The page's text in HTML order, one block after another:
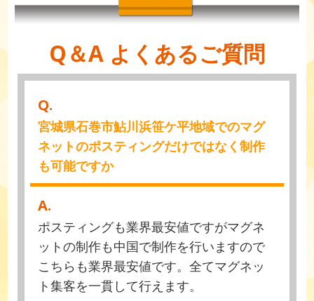
Q＆A よくあるご質問
Q.
宮城県石巻市鮎川浜笹ケ平地域でのマグ
ネットのポスティングだけではなく制作
も可能ですか
A.
ポスティングも業界最安値ですがマグネ
ットの制作も中国で制作を行いますので
こちらも業界最安値です。全てマグネッ
ト集客を一貫して行えます。